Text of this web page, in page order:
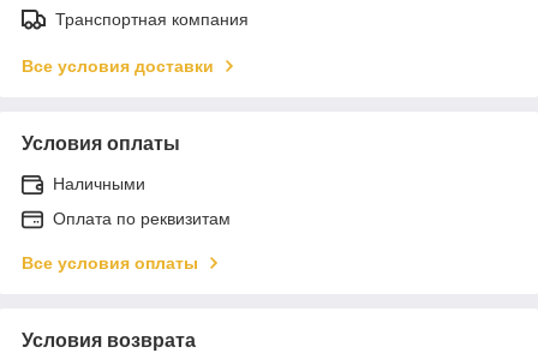
Транспортная компания
Все условия доставки
Условия оплаты
Наличными
Оплата по реквизитам
Все условия оплаты
Условия возврата